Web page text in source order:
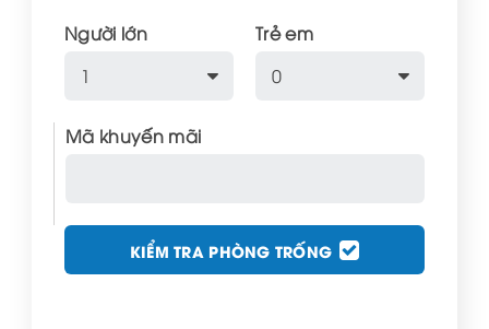
Người lớn Trẻ em
Mã khuyến mãi
KIỂM TRA PHÒNG TRỐNG